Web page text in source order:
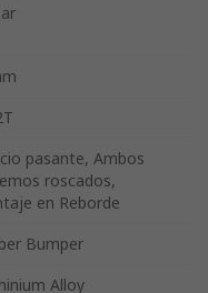
pasante, Ambos
roscados,
en Reborde
Bumper
Alloy